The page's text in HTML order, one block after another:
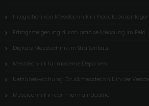
Integration von Messtechnik in Produktionsanlagen
Ertragssteigerung durch präzise Messung im Feld
Digitale Messtechnik im Straßenbau
Messtechnik für moderne Deponien
Netzüberwachung: Druckmesstechnik in der
Messtechnik in der Pharmaindustrie